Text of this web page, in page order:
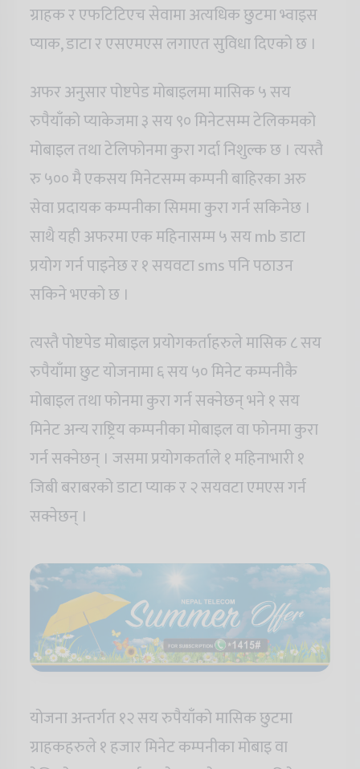
ग्राहक र एफटिटिएच सेवामा अत्यधिक छुटमा भ्वाइस
प्याक, डाटा र एसएमएस लगाएत सुविधा दिएको छ ।
अफर अनुसार पोष्टपेड मोबाइलमा मासिक ५ सय
रुपैयाँको प्याकेजमा ३ सय ९० मिनेटसम्म टेलिकमको
मोबाइल तथा टेलिफोनमा कुरा गर्दा निशुल्क छ । त्यस्तै
रु ५०० मै एकसय मिनेटसम्म कम्पनी बाहिरका अरु
सेवा प्रदायक कम्पनीका सिममा कुरा गर्न सकिनेछ ।
साथै यही अफरमा एक महिनासम्म ५ सय mb डाटा
प्रयोग गर्न पाइनेछ र १ सयवटा sms पनि पठाउन
सकिने भएको छ ।
त्यस्तै पोष्टपेड मोबाइल प्रयोगकर्ताहरुले मासिक ८ सय
रुपैयाँमा छुट योजनामा ६ सय ५० मिनेट कम्पनीकै
मोबाइल तथा फोनमा कुरा गर्न सक्नेछन् भने १ सय
मिनेट अन्य राष्ट्रिय कम्पनीका मोबाइल वा फोनमा कुरा
गर्न सक्नेछन् । जसमा प्रयोगकर्ताले १ महिनाभारी १
जिबी बराबरको डाटा प्याक र २ सयवटा एमएस गर्न
सक्नेछन् ।
योजना अन्तर्गत १२ सय रुपैयाँको मासिक छुटमा
ग्राहकहरुले १ हजार मिनेट कम्पनीका मोबाइ वा